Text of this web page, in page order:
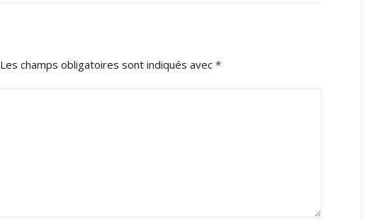
Les champs obligatoires sont indiqués avec *